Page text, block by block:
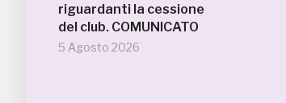
riguardanti la cessione
del club. COMUNICATO
5 Agosto 2026